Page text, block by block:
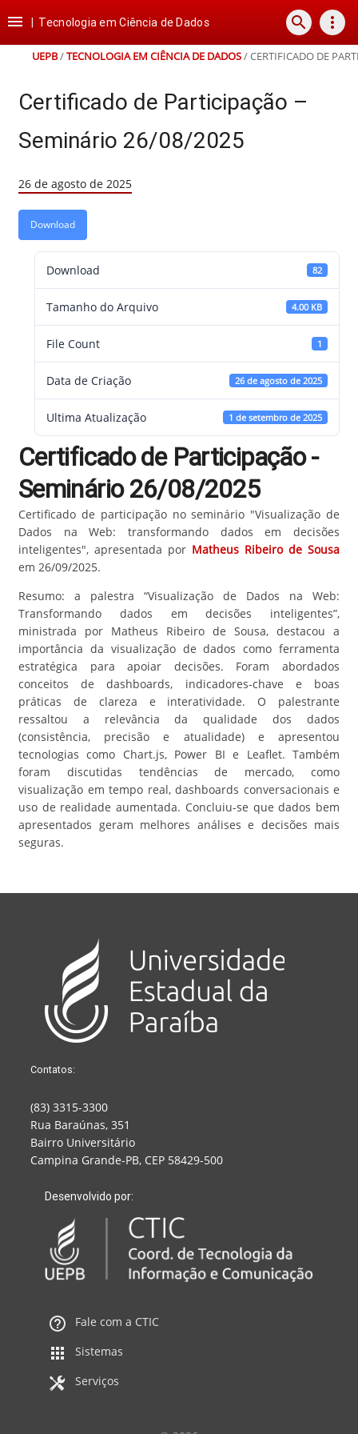
para
conteúdo
para
para
para
rodapé
 Tecnologia em Ciência de Dados search more_vert
UEPB/TECNOLOGIA EM CIÊNCIA DE DADOS/CERTIFICADO DE
Certificado de Participação –
Seminário 26/08/2025
26 de agosto de 2025
Download
Download 82
Tamanho do Arquivo 4.00 KB
File Count 1
Data de Criação 26 de agosto de 2025
Ultima Atualização 1 de setembro de 2025
Certificado de Participação -
Seminário 26/08/2025
Certificado de participação no seminário "Visualização de
Dados na Web: transformando dados em decisões
inteligentes", apresentada por Matheus Ribeiro de Sousa
em 26/09/2025.
Resumo: a palestra “Visualização de Dados na Web:
Transformando dados em decisões inteligentes”,
ministrada por Matheus Ribeiro de Sousa, destacou a
importância da visualização de dados como ferramenta
estratégica para apoiar decisões. Foram abordados
conceitos de dashboards, indicadores-chave e boas
práticas de clareza e interatividade. O palestrante
ressaltou a relevância da qualidade dos dados
(consistência, precisão e atualidade) e apresentou
tecnologias como Chart.js, Power BI e Leaflet. Também
foram discutidas tendências de mercado, como
visualização em tempo real, dashboards conversacionais e
uso de realidade aumentada. Concluiu-se que dados bem
apresentados geram melhores análises e decisões mais
seguras.
Contatos:
(83) 3315-3300
Rua Baraúnas, 351
Bairro Universitário
Campina Grande-PB, CEP 58429-500
Desenvolvido por:
Fale com a CTIC
Sistemas
Serviços